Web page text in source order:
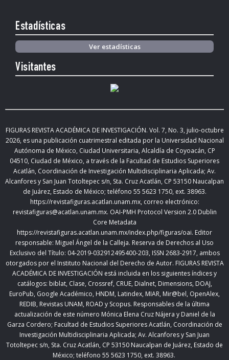
Estadísticas
Ver estadísticas
Visitantes
FIGURAS REVISTA ACADÉMICA DE INVESTIGACIÓN. Vol. 7, No. 3, julio-octubre
2026, es una publicación cuatrimestral editada por la Universidad Nacional
Autónoma de México, Ciudad Universitaria, Alcaldía de Coyoacán, CP
04510, Ciudad de México, a través de la Facultad de Estudios Superiores
Acatlán, Coordinación de Investigación Multidisciplinaria Aplicada; Av.
Alcanfores y San Juan Totoltepec s/n, Sta. Cruz Acatlán, CP 53150 Naucalpan
de Juárez, Estado de México; teléfono 55 5623 1750, ext. 38963.
https://revistafiguras.acatlan.unam.mx, correo electrónico:
revistafiguras@acatlan.unam.mx. OAI-PMH Protocol Version 2.0 Dublin
Core Metadata
https://revistafiguras.acatlan.unam.mx/index.php/figuras/oai. Editor
responsable: Miguel Ángel de la Calleja. Reserva de Derechos al Uso
Exclusivo del Título: 04-2019-032912495400-203, ISSN 2683-2917, ambos
otorgados por el Instituto Nacional del Derecho de Autor. FIGURAS REVISTA
ACADÉMICA DE INVESTIGACIÓN está incluida en los siguientes índices y
catálogos: biblat, Clase, Crossref, CRUE, Dialnet, Dimensions, DOAJ,
EuroPub, Google Académico, HNDM, Latindex, MIAR, Mir@bel, OpenAlex,
REDIB, Revistas UNAM, ROAD y Scopus. Responsables de la última
actualización de este número Mónica Elena Cruz Nájera y Daniel de la
Garza Cordero; Facultad de Estudios Superiores Acatlán, Coordinación de
Investigación Multidisciplinaria Aplicada; Av. Alcanfores y San Juan
Totoltepec s/n, Sta. Cruz Acatlán, CP 53150 Naucalpan de Juárez, Estado de
México; teléfono 55 5623 1750, ext. 38963.